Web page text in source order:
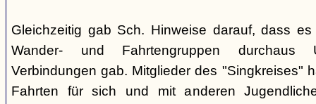
Gleichzeitig gab Sch. Hinweise darauf, dass
Wander- und Fahrtengruppen durchaus
Verbindungen gab. Mitglieder des "Singkreises"
Fahrten für sich und mit anderen